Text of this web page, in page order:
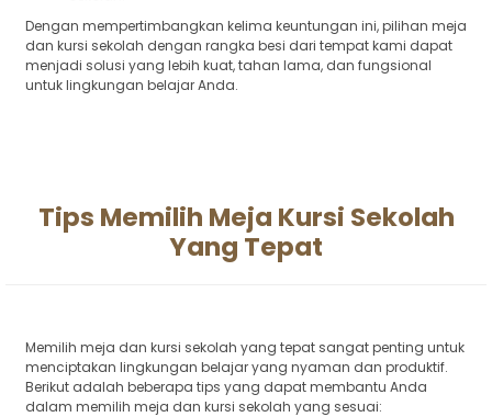
Dengan mempertimbangkan kelima keuntungan ini, pilihan meja
dan kursi sekolah dengan rangka besi dari tempat kami dapat
menjadi solusi yang lebih kuat, tahan lama, dan fungsional
untuk lingkungan belajar Anda.
Tips Memilih Meja Kursi Sekolah
Yang Tepat
Memilih meja dan kursi sekolah yang tepat sangat penting untuk
menciptakan lingkungan belajar yang nyaman dan produktif.
Berikut adalah beberapa tips yang dapat membantu Anda
dalam memilih meja dan kursi sekolah yang sesuai: